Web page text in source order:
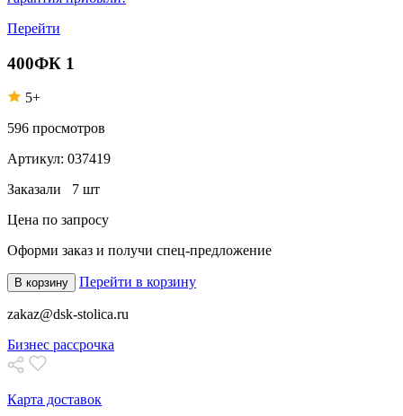
Перейти
400ФК 1
5+
596 просмотров
Артикул: 037419
Заказали 7 шт
Цена по запросу
Оформи заказ и получи спец-предложение
В корзину Перейти в корзину
zakaz@dsk-stolica.ru
Бизнес рассрочка
Карта доставок